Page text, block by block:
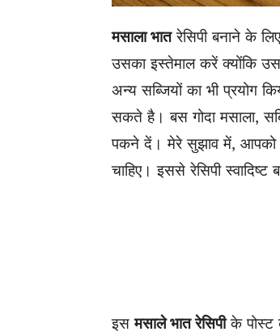
मसाला भातरेसिपी बनाने के
उसका इस्तेमाल करें क्योंकि
अन्य सब्जियों का भी प्रयोग
सकते है। बस गोदा मसाला,
पकने दें। मेरे सुझाव में, आपको
चाहिए। इससे रेसिपी स्वादिष्ट
इसमसाले भात रेसिपीके पोस्ट